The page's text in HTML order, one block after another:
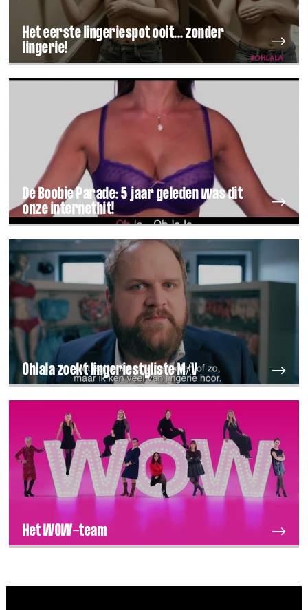
Het eerste lingeriespot ooit... zonder
lingerie!
De Boobie Parade: 5 jaar geleden was dit
onze internethit!
Ohlala zoekt lingeriestyliste M/V
Het WOW-team